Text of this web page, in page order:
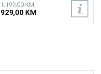
1.199,00 KM
929,00 KM